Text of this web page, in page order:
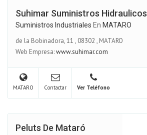
Suhimar Suministros Hidraulicos
Suministros Industriales En MATARO
de la Bobinadora, 11 , 08302 , MATARO
Web Empresa:www.suhimar.com
MATARO Contactar Ver Teléfono
Peluts De Mataró